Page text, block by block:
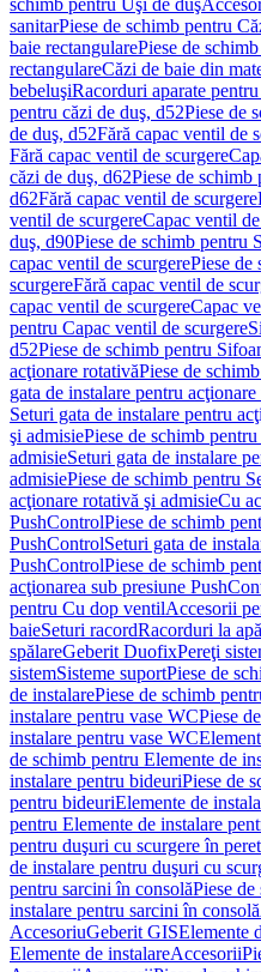
schimb pentru Uşi de duş
sanitarPiese de schimb pentru
baie rectangularePiese de
rectangulareCăzi de baie din
bebeluşiRacorduri aparate
pentru căzi de duş, d52Piese de
de duş, d52Fără capac ventil de
Fără capac ventil de scurgere
căzi de duş, d62Piese de schimb
d62Fără capac ventil de scurgere
ventil de scurgereCapac ventil
duş, d90Piese de schimb pentru
capac ventil de scurgerePiese de
scurgereFără capac ventil de
capac ventil de scurgereCapac
pentru Capac ventil de scurgere
d52Piese de schimb pentru
acţionare rotativăPiese de
gata de instalare pentru
Seturi gata de instalare pentru
şi admisiePiese de schimb
admisieSeturi gata de instalare
admisiePiese de schimb pentru
acţionare rotativă şi admisieCu
PushControlPiese de schimb
PushControlSeturi gata de
PushControlPiese de schimb
acţionarea sub presiune
pentru Cu dop ventilAccesorii
baieSeturi racordRacorduri la apă
spălareGeberit DuofixPereţi
sistemSisteme suportPiese de
de instalarePiese de schimb
instalare pentru vase WCPiese
instalare pentru vase WC
de schimb pentru Elemente de
instalare pentru bideuriPiese de
pentru bideuriElemente de
pentru Elemente de instalare
pentru duşuri cu scurgere în
de instalare pentru duşuri cu
pentru sarcini în consolăPiese
instalare pentru sarcini în consolă
AccesoriuGeberit GISElemente
Elemente de instalareAccesorii